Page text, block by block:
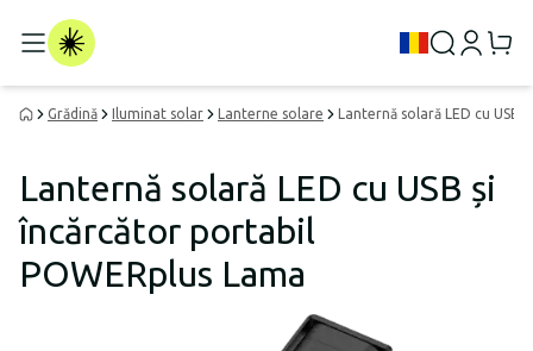
Grădină Iluminat solar Lanterne solare Lanternă solară LED cu USB
Lanternă solară LED cu USB și
încărcător portabil
POWERplus Lama